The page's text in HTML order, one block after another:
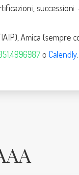
Amica (sempre
o Calendly.